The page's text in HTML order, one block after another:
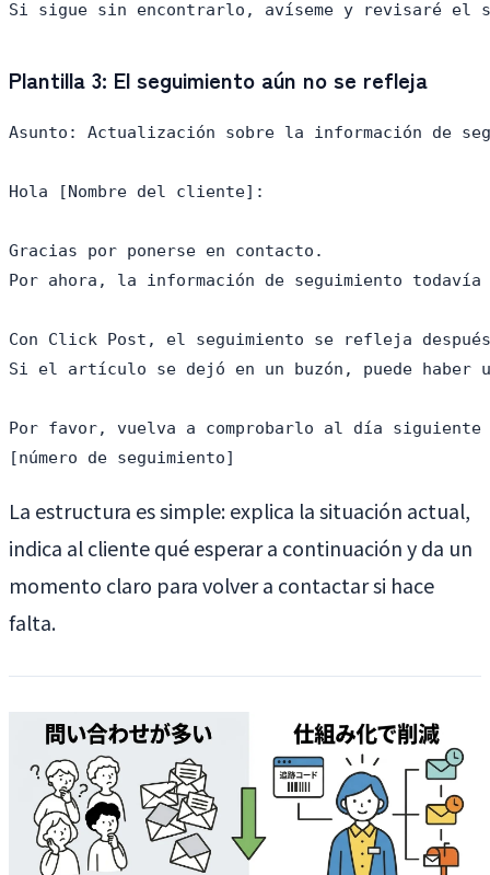
Plantilla 3: El seguimiento aún no se refleja
Asunto: Actualización sobre la información de
Hola [Nombre del cliente]:
Gracias por ponerse en contacto.
Por ahora, la información de seguimiento todavía
Con Click Post, el seguimiento se refleja
Si el artículo se dejó en un buzón, puede haber
Por favor, vuelva a comprobarlo al día siguiente
La estructura es simple: explica la situación actual,
indica al cliente qué esperar a continuación y da un
momento claro para volver a contactar si hace
falta.